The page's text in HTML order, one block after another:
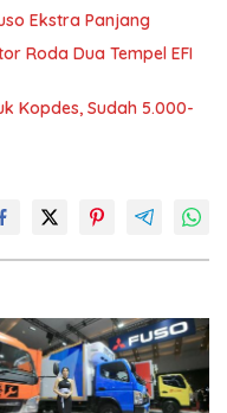
Ekstra Panjang
Roda Dua Tempel EFI
Kopdes, Sudah 5.000-